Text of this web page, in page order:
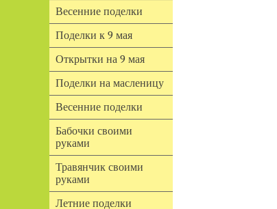
Весенние поделки
Поделки к 9 мая
Открытки на 9 мая
Поделки на масленицу
Весенние поделки
Бабочки своими
руками
Травянчик своими
руками
Летние поделки